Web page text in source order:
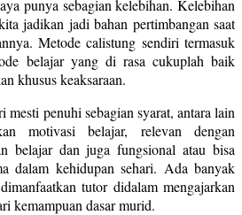
punya sebagian kelebihan. Kelebihan
jadikan jadi bahan pertimbangan saat
Metode calistung sendiri termasuk
belajar yang di rasa cukuplah baik
khusus keaksaraan.
penuhi sebagian syarat, antara lain
motivasi belajar, relevan dengan
belajar dan juga fungsional atau bisa
dalam kehidupan sehari. Ada banyak
tutor didalam mengajarkan
kemampuan dasar murid.